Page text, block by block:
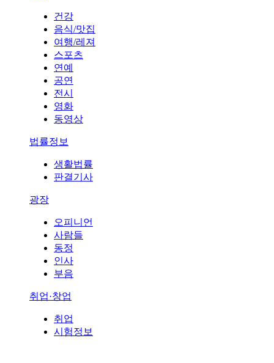
건강
음식/맛집
여행/레져
스포츠
연예
공연
전시
영화
동영상
법률정보
생활법률
판결기사
광장
오피니언
사람들
동정
인사
부음
취업·창업
취업
시험정보